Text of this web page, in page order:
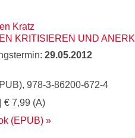
Kratz
KRITISIEREN UND
29.05.2012
978-3-86200-672-4
| € 7,99 (A)
(EPUB)